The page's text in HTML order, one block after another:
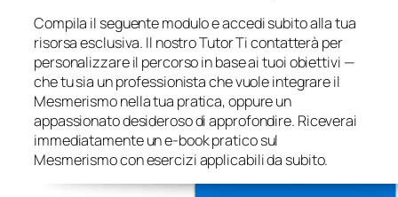
Compila il seguente modulo e accedi subito alla tua
risorsa esclusiva. Il nostro Tutor Ti contatterà per
personalizzare il percorso in base ai tuoi obiettivi —
che tu sia un professionista che vuole integrare il
Mesmerismo nella tua pratica, oppure un
appassionato desideroso di approfondire. Riceverai
immediatamente un e-book pratico sul
Mesmerismo con esercizi applicabili da subito.